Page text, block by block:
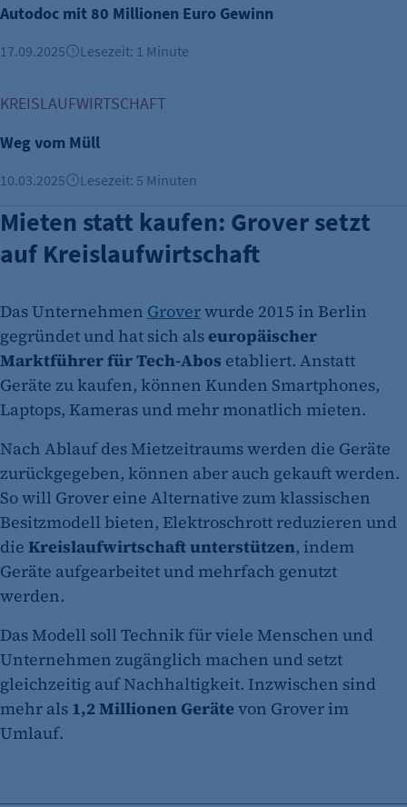
Autodoc mit 80 Millionen Euro Gewinn
17.09.2025 Lesezeit: 1 Minute
KREISLAUFWIRTSCHAFT
Weg vom Müll
10.03.2025 Lesezeit: 5 Minuten
Mieten statt kaufen: Grover setzt
auf Kreislaufwirtschaft
Das Unternehmen Groverwurde 2015 in Berlin
gegründet und hat sich alseuropäischer
Marktführer für Tech-Abos etabliert. Anstatt
Geräte zu kaufen, können Kunden Smartphones,
Laptops, Kameras und mehr monatlich mieten.
Nach Ablauf des Mietzeitraums werden die Geräte
zurückgegeben, können aber auch gekauft werden.
So will Grover eine Alternative zum klassischen
Besitzmodell bieten, Elektroschrott reduzieren und
die Kreislaufwirtschaft unterstützen, indem
Geräte aufgearbeitet und mehrfach genutzt
werden.
Das Modell soll Technik für viele Menschen und
Unternehmen zugänglich machen und setzt
gleichzeitig auf Nachhaltigkeit. Inzwischen sind
mehr als 1,2 Millionen Geräte von Grover im
Umlauf.